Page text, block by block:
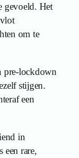
gevoeld. Het
om te
pre-lockdown
stijgen.
een
in
een rare,